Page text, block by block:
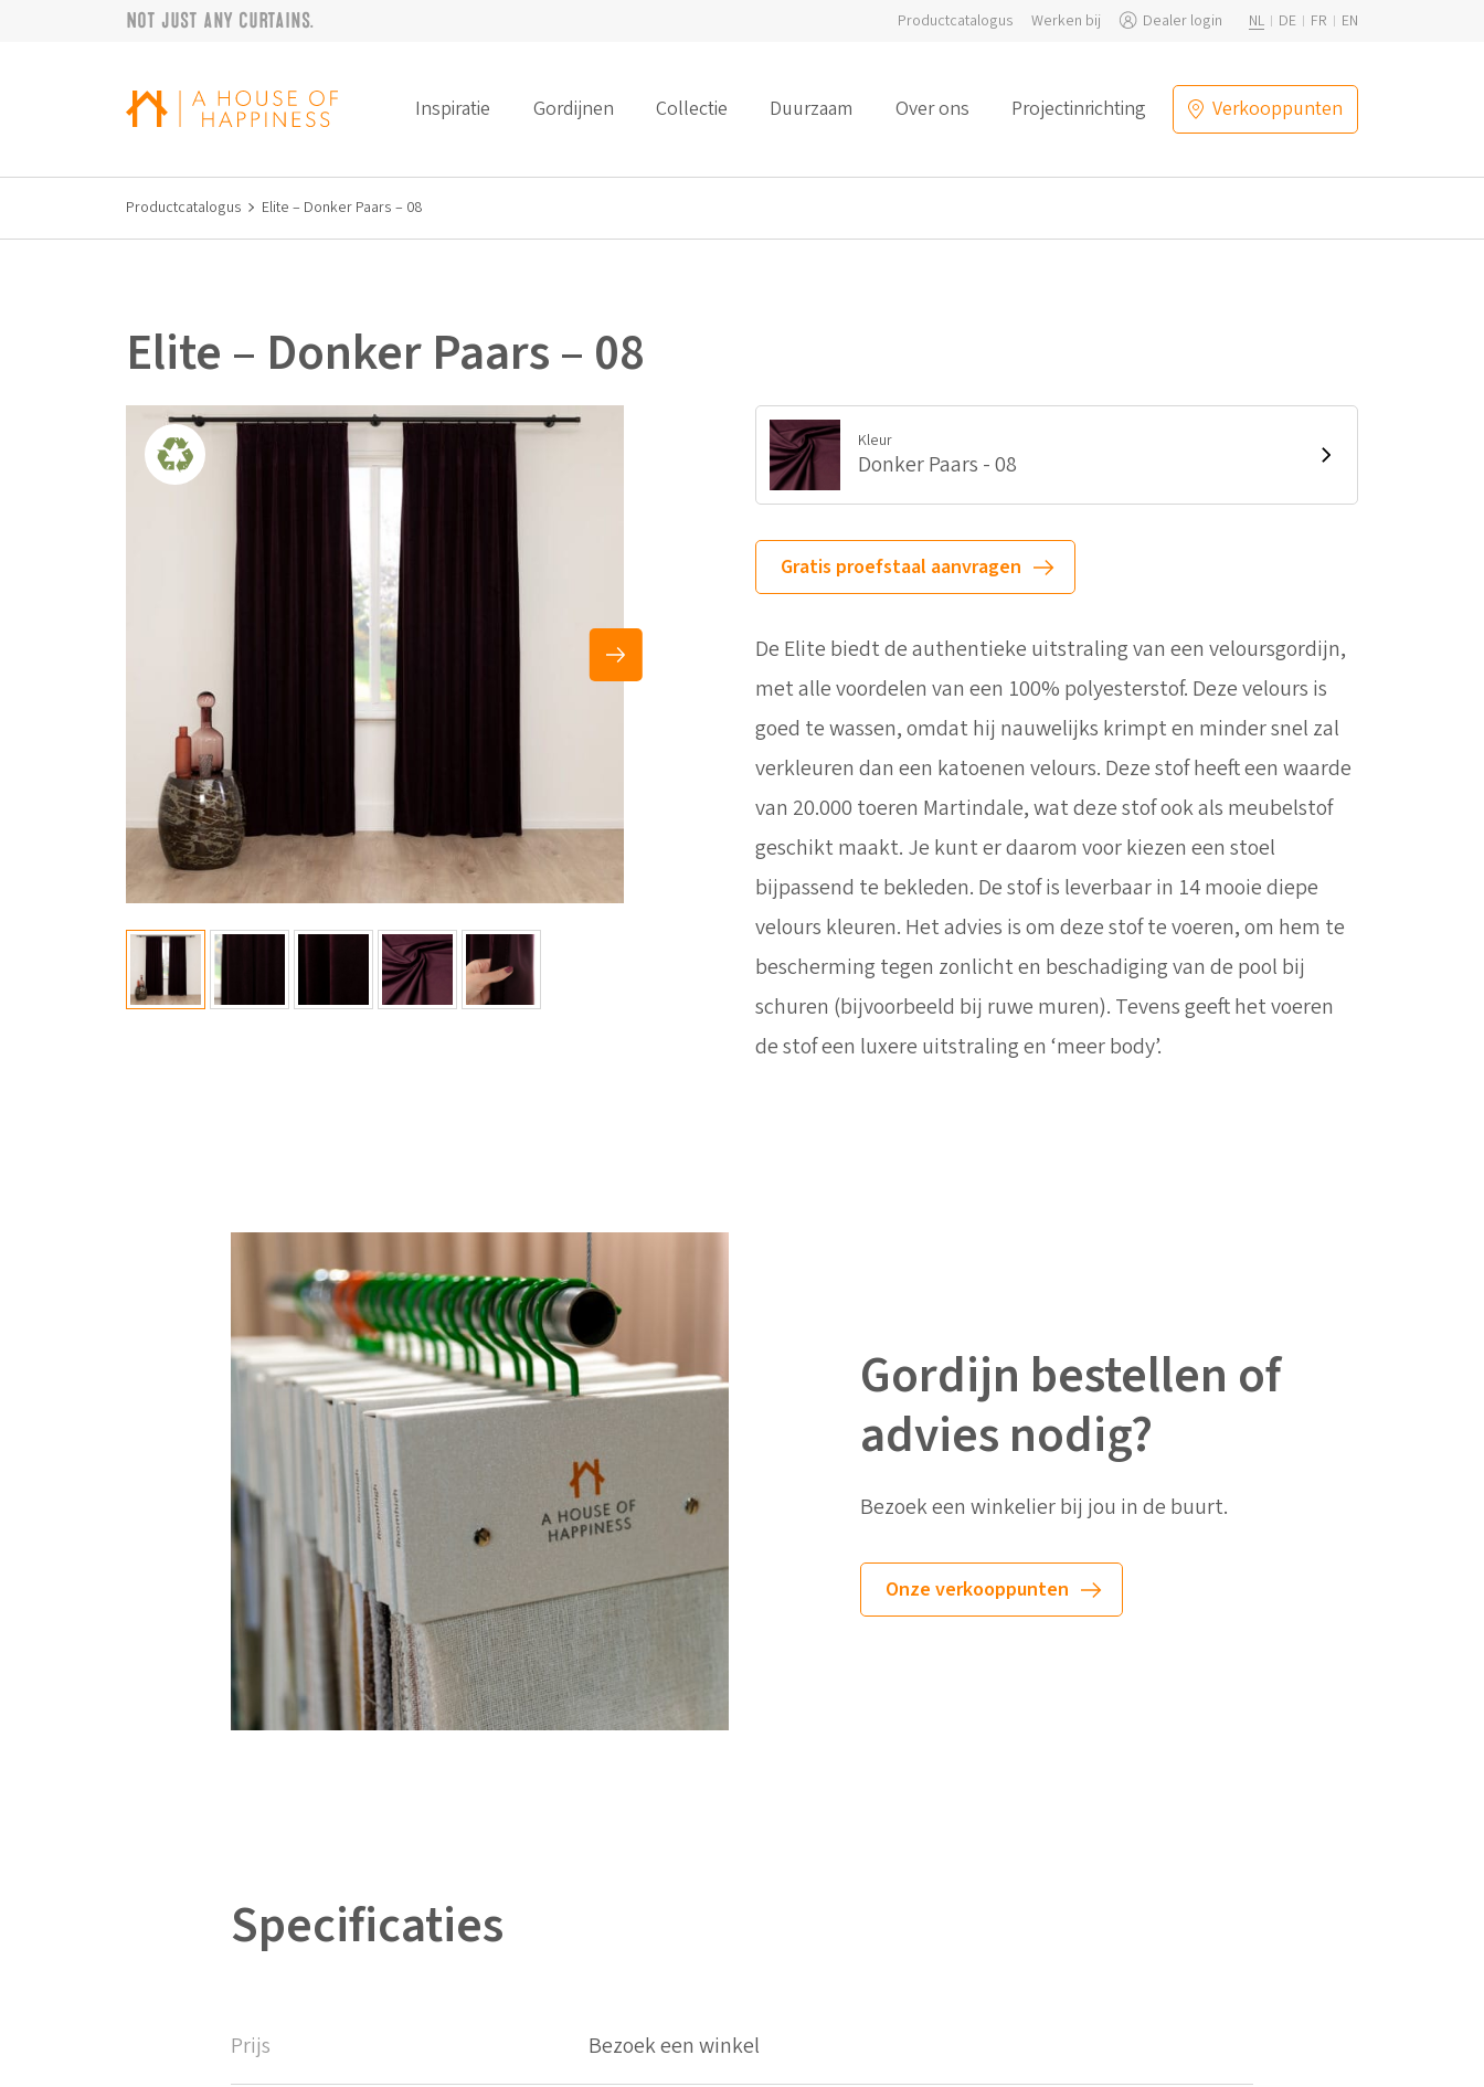
Verder naar navigatie
Ga naar hoofdinhoudNot just any curtains. Productcatalogus Werken bij Dealer login NL DE FR EN
Inspiratie Gordijnen Collectie Duurzaam Over ons Projectinrichting Verkooppunten
Productcatalogus Elite – Donker Paars – 08
Elite – Donker Paars – 08
Kleur
Donker Paars - 08
Gratis proefstaal aanvragen
De Elite biedt de authentieke uitstraling van een veloursgordijn,
met alle voordelen van een 100% polyesterstof. Deze velours is
goed te wassen, omdat hij nauwelijks krimpt en minder snel zal
verkleuren dan een katoenen velours. Deze stof heeft een waarde
van 20.000 toeren Martindale, wat deze stof ook als meubelstof
geschikt maakt. Je kunt er daarom voor kiezen een stoel
bijpassend te bekleden. De stof is leverbaar in 14 mooie diepe
velours kleuren. Het advies is om deze stof te voeren, om hem te
bescherming tegen zonlicht en beschadiging van de pool bij
schuren (bijvoorbeeld bij ruwe muren). Tevens geeft het voeren
de stof een luxere uitstraling en ‘meer body’.
Gordijn bestellen of
advies nodig?
Bezoek een winkelier bij jou in de buurt.
Onze verkooppunten
Specificaties
Prijs Bezoek een winkel